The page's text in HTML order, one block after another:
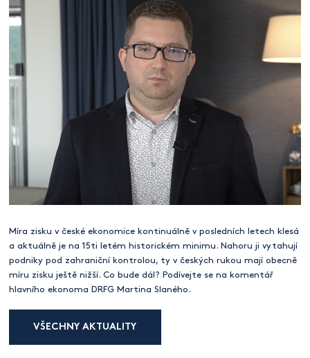
Míra zisku v české ekonomice kontinuálně v posledních letech klesá
a aktuálně je na 15ti letém historickém minimu. Nahoru ji vytahují
podniky pod zahraniční kontrolou, ty v českých rukou mají obecně
míru zisku ještě nižší. Co bude dál? Podívejte se na komentář
hlavního ekonoma DRFG Martina Slaného.
VŠECHNY AKTUALITY